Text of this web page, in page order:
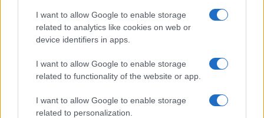
I want to allow Google to enable storage
related to analytics like cookies on web or
device identifiers in apps.
I want to allow Google to enable storage
related to functionality of the website or app.
I want to allow Google to enable storage
related to personalization.
Evento de panadería en CDMX reúne a chefs
internacionales y novedades del sector
Lucía Fernández · 8 Ago 2026
CHEFS